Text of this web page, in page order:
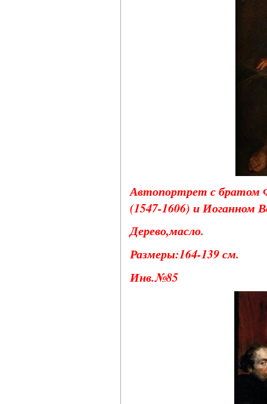
Автопортрет с братом
(1547-1606) и Иоганном
Дерево,масло.
Размеры:164-139 см.
Инв.№85